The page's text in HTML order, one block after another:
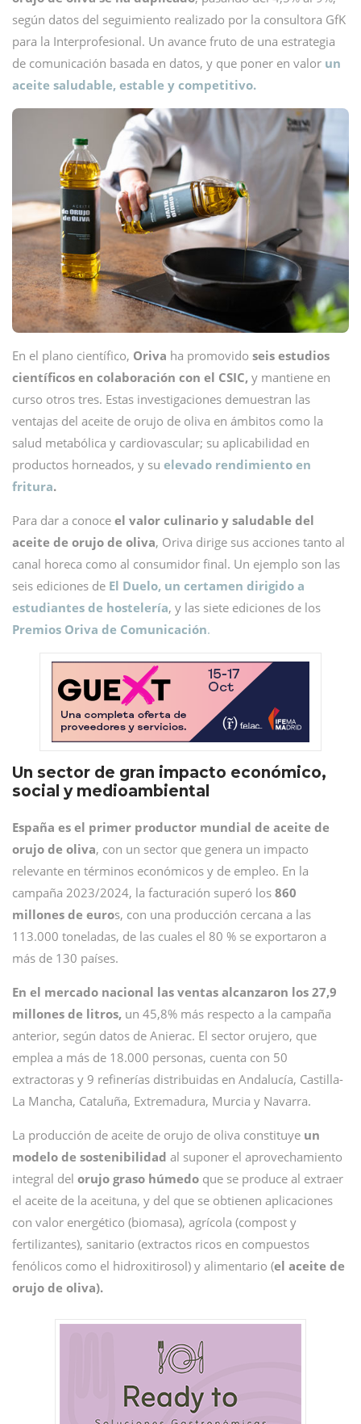
según datos del seguimiento realizado por la consultora GfK
para la Interprofesional. Un avance fruto de una estrategia
de comunicación basada en datos, y que poner en valor un
aceite saludable, estable y competitivo.
En el plano científico, Oriva ha promovido seis estudios
científicos en colaboración con el CSIC, y mantiene en
curso otros tres. Estas investigaciones demuestran las
ventajas del aceite de orujo de oliva en ámbitos como la
salud metabólica y cardiovascular; su aplicabilidad en
productos horneados, y su elevado rendimiento en
fritura.
Para dar a conoce el valor culinario y saludable del
aceite de orujo de oliva, Oriva dirige sus acciones tanto al
canal horeca como al consumidor final. Un ejemplo son las
seis ediciones de El Duelo, un certamen dirigido a
estudiantes de hostelería, y las siete ediciones de los
Premios Oriva de Comunicación.
Un sector de gran impacto económico,
social y medioambiental
España es el primer productor mundial de aceite de
orujo de oliva, con un sector que genera un impacto
relevante en términos económicos y de empleo. En la
campaña 2023/2024, la facturación superó los 860
millones de euros, con una producción cercana a las
113.000 toneladas, de las cuales el 80 % se exportaron a
más de 130 países.
En el mercado nacional las ventas alcanzaron los 27,9
millones de litros, un 45,8% más respecto a la campaña
anterior, según datos de Anierac. El sector orujero, que
emplea a más de 18.000 personas, cuenta con 50
extractoras y 9 refinerías distribuidas en Andalucía, Castilla-
La Mancha, Cataluña, Extremadura, Murcia y Navarra.
La producción de aceite de orujo de oliva constituye un
modelo de sostenibilidad al suponer el aprovechamiento
integral del orujo graso húmedo que se produce al extraer
el aceite de la aceituna, y del que se obtienen aplicaciones
con valor energético (biomasa), agrícola (compost y
fertilizantes), sanitario (extractos ricos en compuestos
fenólicos como el hidroxitirosol) y alimentario (el aceite de
orujo de oliva).